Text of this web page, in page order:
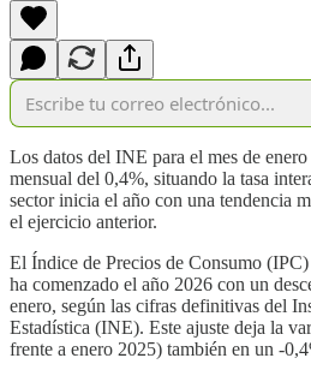
Los datos del INE para el mes de
mensual del 0,4%, situando la tasa
sector inicia el año con una tendencia
el ejercicio anterior.
El Índice de Precios de Consumo
ha comenzado el año 2026 con un
enero, según las cifras definitivas del
Estadística (INE). Este ajuste deja la
frente a enero 2025) también en un -